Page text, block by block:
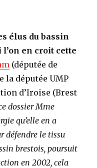
élus du bassin
en croit cette
(députée de
la députée UMP
d’Iroise (Brest
dossier Mme
qu’elle en a
défendre le tissu
brestois, poursuit
en 2002, cela